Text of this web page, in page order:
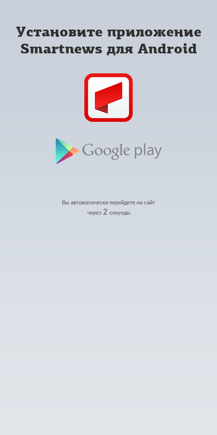
Установите приложение
Smartnews для Android
Вы автоматически перейдете на сайт
через 2 секунды